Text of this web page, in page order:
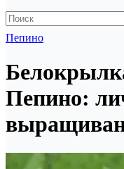
Пепино
Пепино: